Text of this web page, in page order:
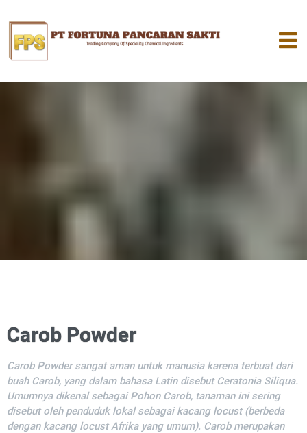
Carob Powder
Carob Powder sangat aman untuk manusia karena terbuat dari
buah Carob, yang dalam bahasa Latin disebut Ceratonia Siliqua.
Umumnya dikenal sebagai Pohon Carob, tanaman ini sering
disebut oleh penduduk lokal sebagai kacang locust (berbeda
dengan kacang locust Afrika yang umum). Carob merupakan